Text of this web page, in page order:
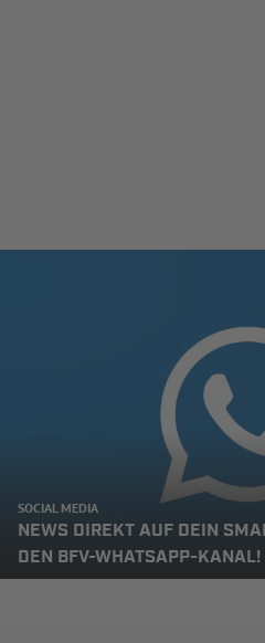
SOCIAL MEDIA
NEWS DIREKT AUF DEIN
DEN BFV-WHATSAPP-KANAL!